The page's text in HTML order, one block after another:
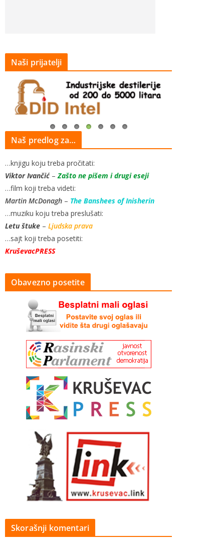
Naši prijatelji
Naš predlog za…
…knjigu koju treba pročitati:
Viktor Ivančić– Zašto ne pišem i drugi eseji
…film koji treba videti:
Martin McDonagh – The Banshees of Inisherin
…muziku koju treba preslušati:
Letu štuke – Ljudska prava
…sajt koji treba posetiti:
KruševacPRESS
Obavezno posetite
Skorašnji komentari